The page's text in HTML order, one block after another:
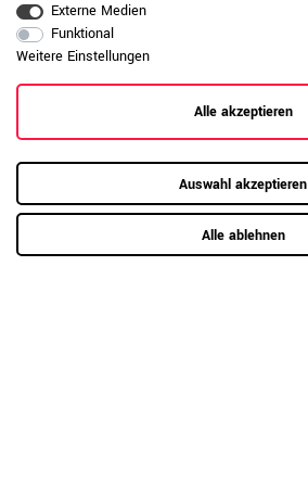
Externe Medien
Funktional
Weitere Einstellungen
Alle akzeptieren
Auswahl akzeptieren
Alle ablehnen